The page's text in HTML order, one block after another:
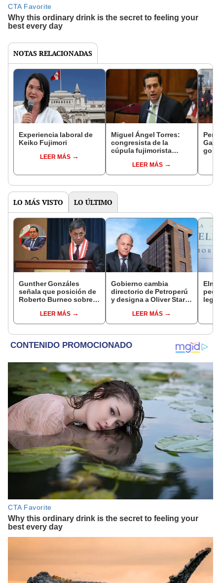
NOTAS RELACIONADAS
Experiencia laboral de
Keiko Fujimori
LEER MÁS
Miguel Ángel Torres:
congresista de la
cúpula fujimorista
del SenadoLEER MÁS
LO MÁS VISTO LO ÚLTIMO
Gunther Gonzáles
señala que posición de
Roberto Burneo sobre
Aliaga no representan al
JNE
LEER MÁS
Gobierno cambia
directorio de Petroperú
y designa a Oliver Stark
empresa estatal
LEER MÁS